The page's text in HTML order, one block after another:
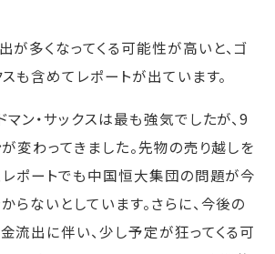
が多くなってくる可能性が高いと、ゴ
スも含めてレポートが出ています。
マン・サックスは最も強気でしたが、9
変わってきました。先物の売り越しを
レポートでも中国恒大集団の問題が今
らないとしています。さらに、今後の
流出に伴い、少し予定が狂ってくる可